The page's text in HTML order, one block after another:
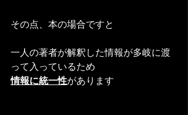
その点、本の場合ですと
一人の著者が解釈した情報が多岐に渡
って入っているため
情報に統一性があります